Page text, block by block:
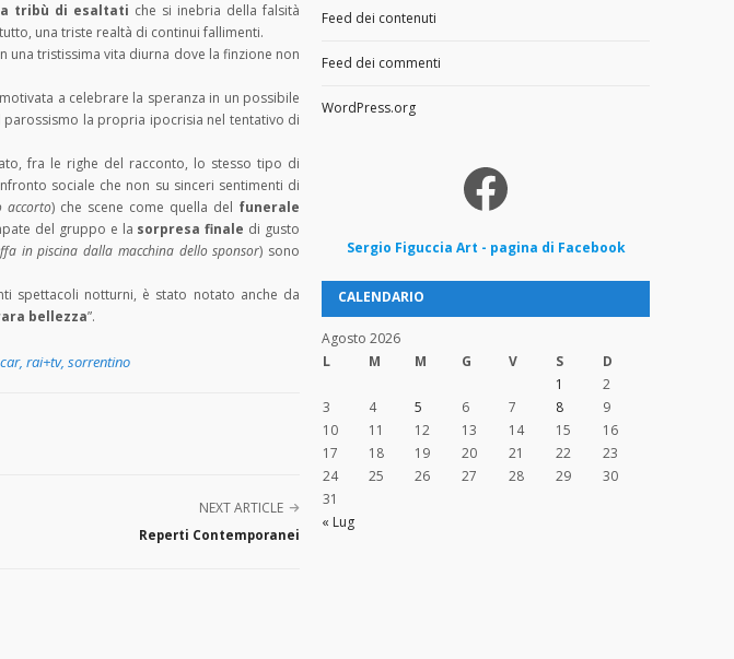
tribù di esaltati che si inebria della falsità
una triste realtà di continui fallimenti.
una tristissima vita diurna dove la finzione non
a celebrare la speranza in un possibile
la propria ipocrisia nel tentativo di
fra le righe del racconto, lo stesso tipo di
sociale che non su sinceri sentimenti di
accorto) che scene come quella del funerale
del gruppo e la sorpresa finale di gusto
in piscina dalla macchina dello sponsor) sono
spettacoli notturni, è stato notato anche da
bellezza”.
, rai+tv, sorrentino
NEXT ARTICLE
Reperti Contemporanei
Feed dei contenuti
Feed dei commenti
WordPress.org
Facebook
Sergio Figuccia Art - pagina di Facebook
CALENDARIO
Agosto 2026
L
M M G V S
D
1
2
3
4 5 6 7 8
9
10
11 12 13 14 15
16
17
18 19 20 21 22
23
24
25 26 27 28 29
30
31
« Lug